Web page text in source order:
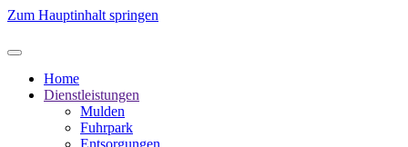
Zum Hauptinhalt springen
Home
Dienstleistungen
Mulden
Fuhrpark
Entsorgungen